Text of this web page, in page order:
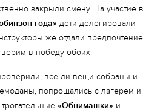
закрыли смену. На участие в
года» дети делегировали
же отдали предпочтение
верим в победу обоих!
все ли вещи собраны и
попрощались с лагерем и
«Обнимашки» и